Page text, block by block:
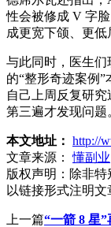
性会被修成 V 字
成更宽下颌、更低
与此同时，医生们
的“整形奇迹案例
自己上周反复研究
第三遍才发现问题
本文地址： http://
文章来源：
懂副业
版权声明： 除非
以链接形式注明文
上一篇“一箭 8 星